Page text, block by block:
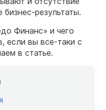
результаты.
Финанс» и чего
если вы все-таки с
в статье.